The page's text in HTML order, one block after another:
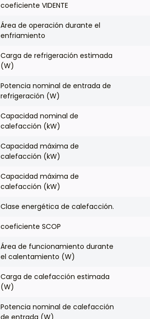
coeficiente VIDENTE
Área de operación durante el
enfriamiento
Carga de refrigeración estimada
(W)
Potencia nominal de entrada de
refrigeración (W)
Capacidad nominal de
calefacción (kW)
Capacidad máxima de
calefacción (kW)
Capacidad máxima de
calefacción (kW)
Clase energética de calefacción.
coeficiente SCOP
Área de funcionamiento durante
el calentamiento (W)
Carga de calefacción estimada
(W)
Potencia nominal de calefacción
de entrada (W)